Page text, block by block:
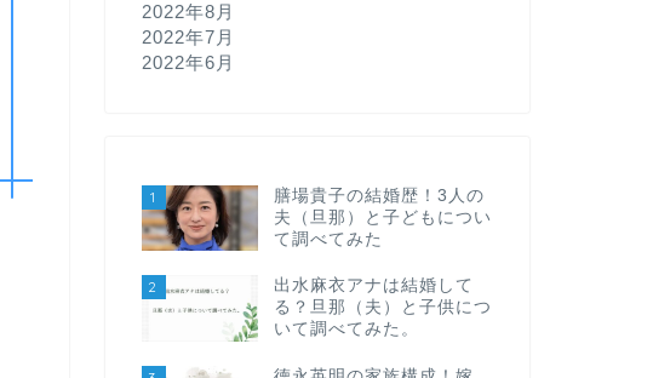
2022年8月
2022年7月
2022年6月
1
膳場貴子の結婚歴！3人の
夫（旦那）と子どもについ
て調べてみた
2
出水麻衣アナは結婚して
る？旦那（夫）と子供につ
いて調べてみた。